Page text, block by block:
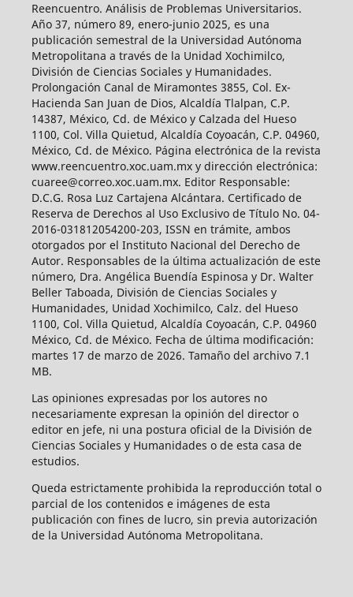
Reencuentro. Análisis de Problemas Universitarios.
Año 37, número 89, enero-junio 2025, es una
publicación semestral de la Universidad Autónoma
Metropolitana a través de la Unidad Xochimilco,
División de Ciencias Sociales y Humanidades.
Prolongación Canal de Miramontes 3855, Col. Ex-
Hacienda San Juan de Dios, Alcaldía Tlalpan, C.P.
14387, México, Cd. de México y Calzada del Hueso
1100, Col. Villa Quietud, Alcaldía Coyoacán, C.P. 04960,
México, Cd. de México. Página electrónica de la revista
www.reencuentro.xoc.uam.mx y dirección electrónica:
cuaree@correo.xoc.uam.mx. Editor Responsable:
D.C.G. Rosa Luz Cartajena Alcántara. Certificado de
Reserva de Derechos al Uso Exclusivo de Título No. 04-
2016-031812054200-203, ISSN en trámite, ambos
otorgados por el Instituto Nacional del Derecho de
Autor. Responsables de la última actualización de este
número, Dra. Angélica Buendía Espinosa y Dr. Walter
Beller Taboada, División de Ciencias Sociales y
Humanidades, Unidad Xochimilco, Calz. del Hueso
1100, Col. Villa Quietud, Alcaldía Coyoacán, C.P. 04960
México, Cd. de México. Fecha de última modificación:
martes 17 de marzo de 2026. Tamaño del archivo 7.1
MB.
Las opiniones expresadas por los autores no
necesariamente expresan la opinión del director o
editor en jefe, ni una postura oficial de la División de
Ciencias Sociales y Humanidades o de esta casa de
estudios.
Queda estrictamente prohibida la reproducción total o
parcial de los contenidos e imágenes de esta
publicación con fines de lucro, sin previa autorización
de la Universidad Autónoma Metropolitana.